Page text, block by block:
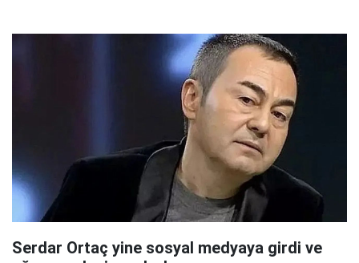
Serdar Ortaç yine sosyal medyaya girdi ve